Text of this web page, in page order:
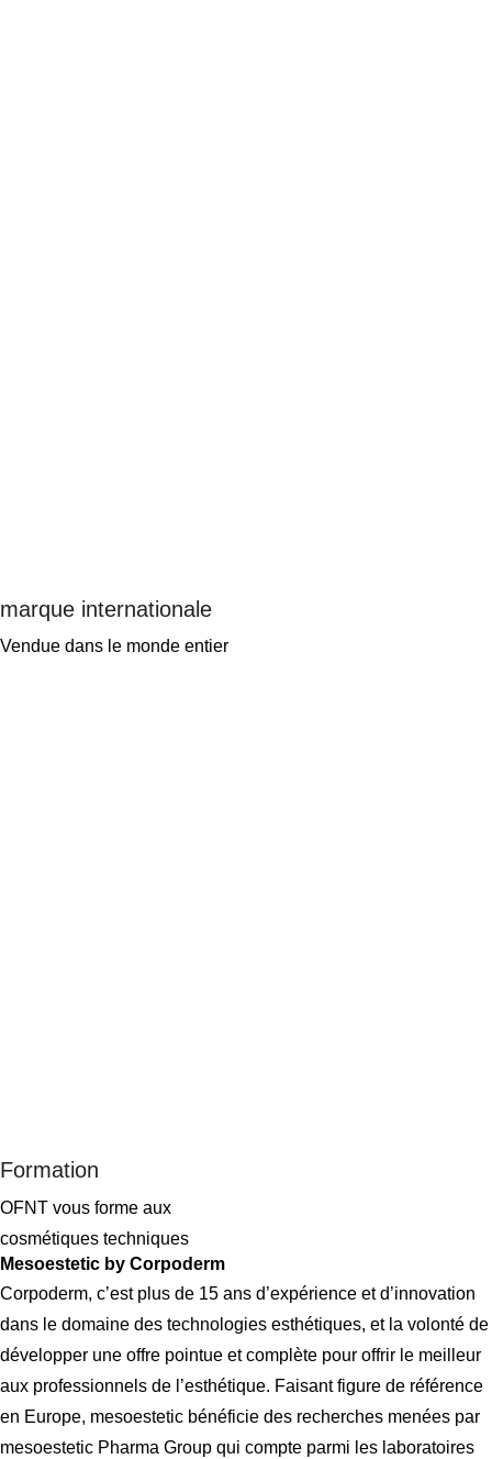
marque internationale
Vendue dans le monde entier
Formation
OFNT vous forme aux
cosmétiques techniques
Mesoestetic by Corpoderm
Corpoderm, c’est plus de 15 ans d’expérience et d’innovation
dans le domaine des technologies esthétiques, et la volonté de
développer une offre pointue et complète pour offrir le meilleur
aux professionnels de l’esthétique. Faisant figure de référence
en Europe, mesoestetic bénéficie des recherches menées par
mesoestetic Pharma Group qui compte parmi les laboratoires